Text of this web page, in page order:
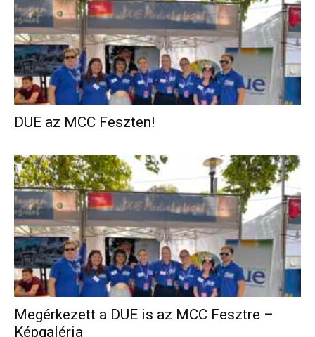
DUE az MCC Feszten!
Megérkezett a DUE is az MCC Fesztre –
Képgaléria